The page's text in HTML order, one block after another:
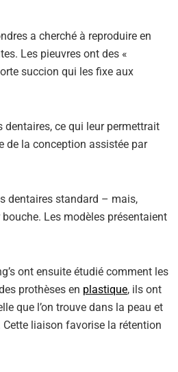
a cherché à reproduire en
Les pieuvres ont des «
succion qui les fixe aux
dentaires, ce qui leur permettrait
de la conception assistée par
dentaires standard – mais,
Les modèles présentaient
ont ensuite étudié comment les
prothèses en plastique, ils ont
que l’on trouve dans la peau et
liaison favorise la rétention